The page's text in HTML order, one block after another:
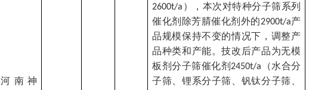
河南神
2600t/a ），本次对特种分子筛系列
催化剂除芳腈催化剂外的2900t/a产
品规模保持不变的情况下，调整产
品种类和产能。技改后产品为无模
板剂分子筛催化剂 2450t/a （水合分
子筛、锂系分子筛、钒钛分子筛、